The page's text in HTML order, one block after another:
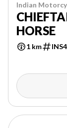
Indian
HORSE
1 km